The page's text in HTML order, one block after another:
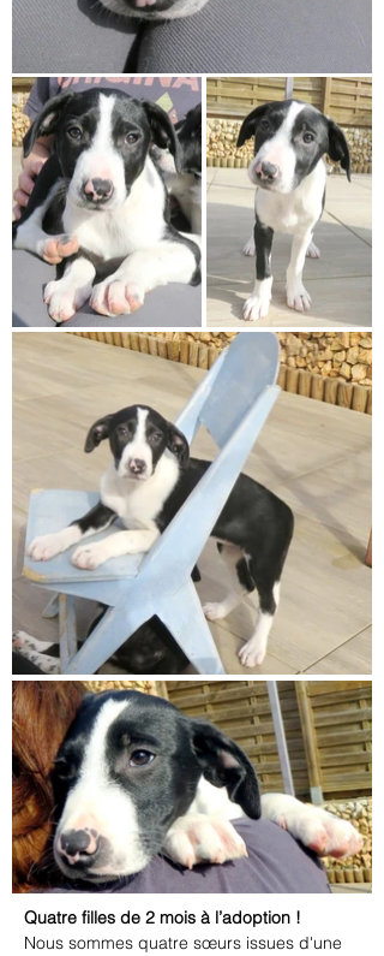
Quatre filles de 2 mois à l’adoption !
Nous sommes quatre sœurs issues d'une